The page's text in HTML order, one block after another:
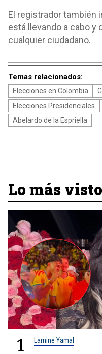
El registrador también
está llevando a cabo y
cualquier ciudadano.
Temas relacionados:
Elecciones en Colombia
Elecciones Presidenciales
Abelardo de la Espriella
Lo más visto
1 Lamine Yamal